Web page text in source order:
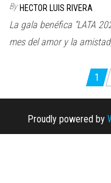
By HECTOR LUIS RIVERA
La gala benéfica “LATA
mes del amor y la
pagination
1
Proudly powered by